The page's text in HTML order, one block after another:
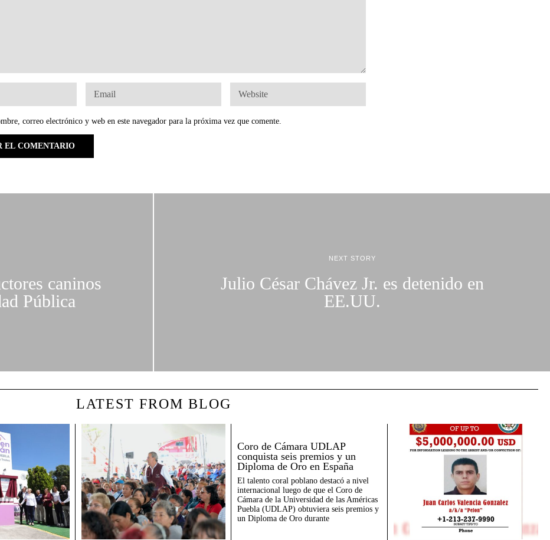
correo electrónico y web en este navegador para la próxima vez que comente.
caninos
Pública
NEXT STORY
Julio César Chávez Jr. es detenido en
EE.UU.
LATEST FROM BLOG
Coro de Cámara UDLAP
conquista seis premios y un
Diploma de Oro en España
El talento coral poblano destacó a nivel
internacional luego de que el Coro de
Cámara de la Universidad de las Américas
Puebla (UDLAP) obtuviera seis premios y
un Diploma de Oro durante